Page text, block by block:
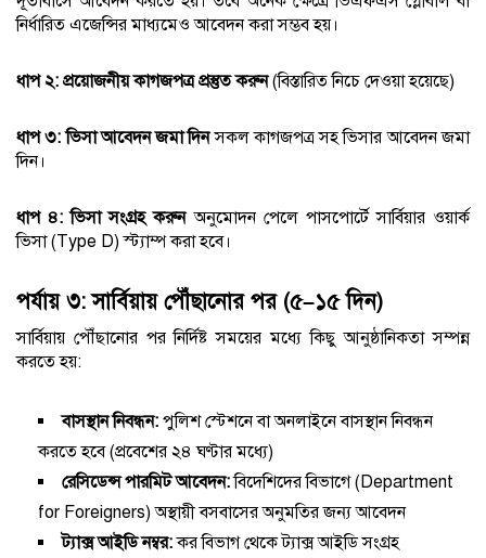
নির্ধারিত এজেন্সির মাধ্যমেও আবেদন করা সম্ভব হয়।
ধাপ ২: প্রয়োজনীয় কাগজপত্র প্রস্তুত করুন(বিস্তারিত নিচে দেওয়া হয়েছে)
ধাপ ৩: ভিসা আবেদন জমা দিনসকল কাগজপত্র সহ ভিসার আবেদন জমা
দিন।
ধাপ ৪: ভিসা সংগ্রহ করুনঅনুমোদন পেলে পাসপোর্টে সার্বিয়ার ওয়ার্ক
ভিসা (Type D) স্ট্যাম্প করা হবে।
পর্যায় ৩: সার্বিয়ায় পৌঁছানোর পর (৫–১৫ দিন)
সার্বিয়ায় পৌঁছানোর পর নির্দিষ্ট সময়ের মধ্যে কিছু আনুষ্ঠানিকতা সম্পন্ন
করতে হয়:
বাসস্থান নিবন্ধন: পুলিশ স্টেশনে বা অনলাইনে বাসস্থান নিবন্ধন
করতে হবে (প্রবেশের ২৪ ঘণ্টার মধ্যে)
রেসিডেন্স পারমিট আবেদন:বিদেশিদের বিভাগে (Department
for Foreigners) অস্থায়ী বসবাসের অনুমতির জন্য আবেদন
ট্যাক্স আইডি নম্বর:কর বিভাগ থেকে ট্যাক্স আইডি সংগ্রহ